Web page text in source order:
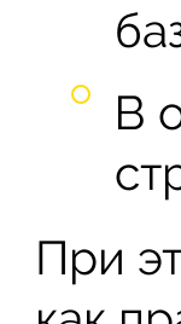
В
При